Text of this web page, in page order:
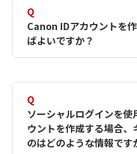
Q
Canon IDアカウントを
ばよいですか？
す。詳しい作成方法
何ですか？Canon ID
ださい。
Q
ソーシャルログインを
ウントを作成する場合、
のはどのような情報です